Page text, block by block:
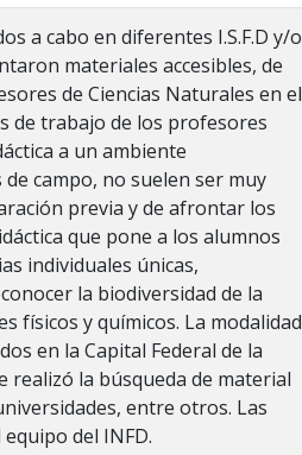
a cabo en diferentes I.S.F.D y/o
materiales accesibles, de
de Ciencias Naturales en el
de trabajo de los profesores
a un ambiente
campo, no suelen ser muy
previa y de afrontar los
que pone a los alumnos
individuales únicas,
la biodiversidad de la
físicos y químicos. La modalidad
en la Capital Federal de la
realizó la búsqueda de material
entre otros. Las
del INFD.